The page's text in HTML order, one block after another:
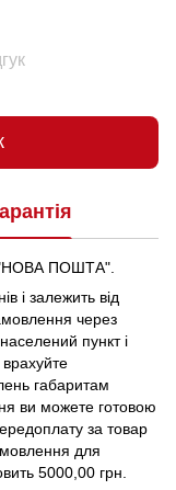
"НОВА ПОШТА".
і залежить від
через
пункт і
врахуйте
габаритам
ви можете готовою
за товар
для
5000,00 грн.